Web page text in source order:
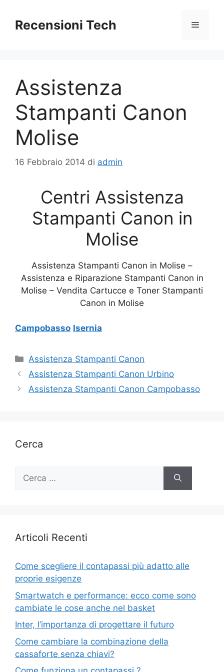
contenuto
Recensioni Tech Menu
Assistenza
Stampanti Canon
Molise
16 Febbraio 2014 di admin
Centri Assistenza
Stampanti Canon in
Molise
Assistenza Stampanti Canon in Molise –
Assistenza e Riparazione Stampanti Canon in
Molise – Vendita Cartucce e Toner Stampanti
Canon in Molise
Campobasso Isernia
Categorie
Assistenza Stampanti Canon
Assistenza Stampanti Canon Urbino
Assistenza Stampanti Canon Campobasso
Cerca
Ricerca
Articoli Recenti
Come scegliere il contapassi più adatto alle
proprie esigenze
Smartwatch e performance: ecco come sono
cambiate le cose anche nel basket
Inter, l’importanza di progettare il futuro
Come cambiare la combinazione della
cassaforte senza chiavi?